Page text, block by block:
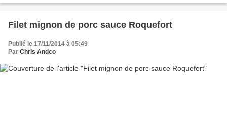
Filet mignon de porc sauce Roquefort
Publié le 17/11/2014 à 05:49
Par Chris Andco